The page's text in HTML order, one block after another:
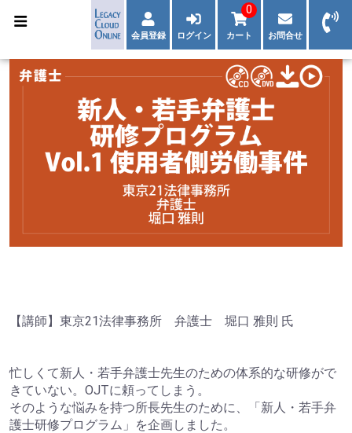
会員登録 ログイン カート
0
お問合せ
【講師】東京21法律事務所 弁護士 堀口 雅則 氏
忙しくて新人・若手弁護士先生のための体系的な研修がで
きていない。OJTに頼ってしまう。
そのような悩みを持つ所長先生のために、「新人・若手弁
護士研修プログラム」を企画しました。